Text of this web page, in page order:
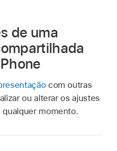
de uma
com outras
ou alterar os ajustes
qualquer momento.